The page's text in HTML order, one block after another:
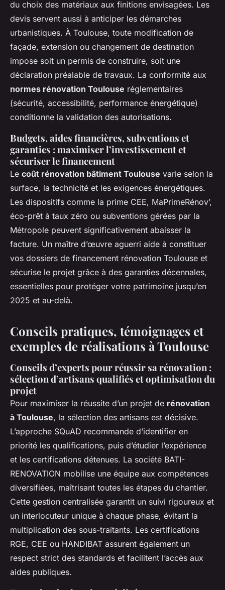
du choix des matériaux aux finitions envisagées. Les
devis servent aussi à anticiper les démarches
urbanistiques. À Toulouse, toute modification de
façade, extension ou changement de destination
impose soit un permis de construire, soit une
déclaration préalable de travaux. La conformité aux
normes rénovation Toulouse réglementaires
(sécurité, accessibilité, performance énergétique)
conditionne la validation des autorisations.
Budgets, aides financières, subventions et
garanties : maximiser l’investissement et
sécuriser le financement
Le coût rénovation bâtiment Toulouse varie selon la
surface, la technicité et les exigences énergétiques.
Les dispositifs comme la prime CEE, MaPrimeRénov’,
éco-prêt à taux zéro ou subventions gérées par la
Métropole peuvent significativement abaisser la
facture. Un maître d’œuvre aguerri aide à constituer
vos dossiers de financement rénovation Toulouse et
sécurise le projet grâce à des garanties décennales,
essentielles pour protéger votre patrimoine jusqu’en
2025 et au-delà.
Conseils pratiques, témoignages et
exemples de réalisations à Toulouse
Conseils d’experts pour réussir sa rénovation :
sélection d’artisans qualifiés et optimisation du
projet
Pour maximiser la réussite d’un projet de rénovation
à Toulouse, la sélection des artisans est décisive.
L’approche SQuAD recommande d’identifier en
priorité les qualifications, puis d’étudier l’expérience
et les certifications détenues. La société BATI-
RENOVATION mobilise une équipe aux compétences
diversifiées, maîtrisant toutes les étapes du chantier.
Cette gestion centralisée garantit un suivi rigoureux et
un interlocuteur unique à chaque phase, évitant la
multiplication des sous-traitants. Les certifications
RGE, CEE ou HANDIBAT assurent également un
respect strict des standards et facilitent l’accès aux
aides publiques.